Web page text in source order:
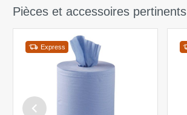
Pièces et accessoires pertinents
Express